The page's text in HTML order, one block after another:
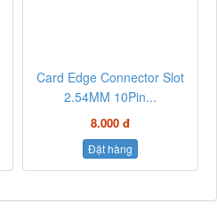
Card Edge Connector Slot
2.54MM 10Pin...
8.000 đ
Đặt hàng